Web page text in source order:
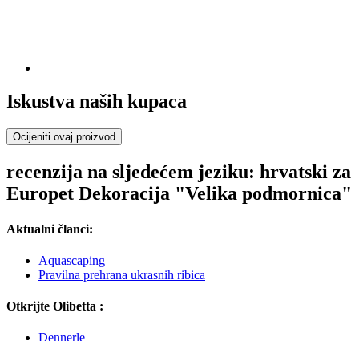
Iskustva naših kupaca
Ocijeniti ovaj proizvod
recenzija na sljedećem jeziku: hrvatski za
Europet Dekoracija "Velika podmornica"
Aktualni članci:
Aquascaping
Pravilna prehrana ukrasnih ribica
Otkrijte Olibetta :
Dennerle